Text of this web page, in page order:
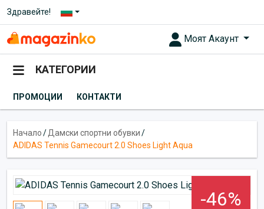
Здравейте!
Моят Акаунт
КАТЕГОРИИ
ПРОМОЦИИ КОНТАКТИ
Начало/Дамски спортни обувки/
ADIDAS Tennis Gamecourt 2.0 Shoes Light Aqua
-46%